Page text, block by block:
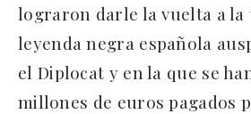
lograron darle la vuelta a
leyenda negra española
el Diplocat y en la que se
millones de euros pagados